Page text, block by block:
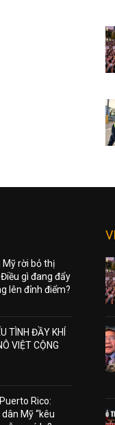
Mỹ rời bỏ thị
gì đang đẩy
lên đỉnh điểm?
TÌNH ĐẦY KHÍ
VIỆT CỘNG
Rico:
Mỹ “kêu